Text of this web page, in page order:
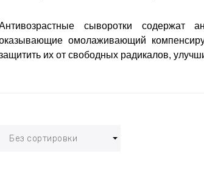
сыворотки содержат
омолаживающий
их от свободных радикалов,
Без сортировки